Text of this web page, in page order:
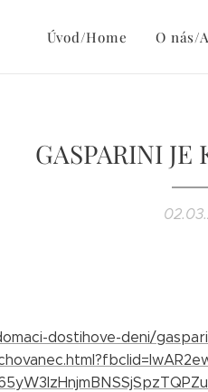
Úvod/Home O nás/
GASPARINI JE
dostihove-deni/